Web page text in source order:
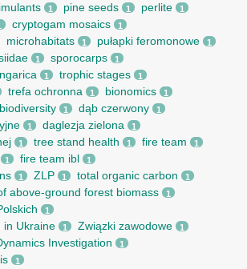
1 pine seeds 1 perlite 1
cryptogam mosaics 1
microhabitats 1 pułapki feromonowe 1
1 sporocarps 1
1 trophic stages 1
trefa ochronna 1 bionomics 1
1 dąb czerwony 1
1 daglezja zielona 1
1 tree stand health 1 fire team 1
1 fire team ibl 1
1 ZLP 1 total organic carbon 1
above-ground forest biomass 1
1
in Ukraine 1 Związki zawodowe 1
Investigation 1
1